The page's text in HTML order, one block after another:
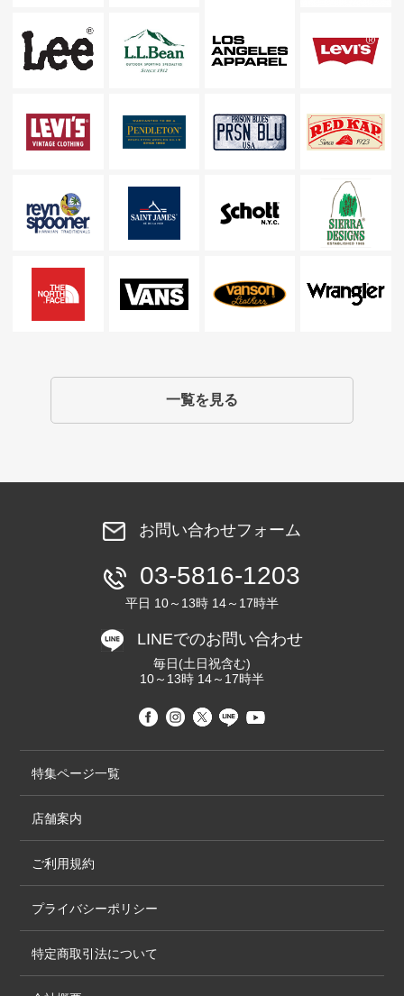
一覧を見る
お問い合わせフォーム
03-5816-1203
平日 10～13時 14～17時半
LINEでのお問い合わせ
毎日(土日祝含む)
10～13時 14～17時半
特集ページ一覧
店舗案内
ご利用規約
プライバシーポリシー
特定商取引法について